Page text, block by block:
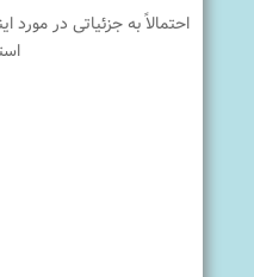
احتمالاً به جزئیاتی در